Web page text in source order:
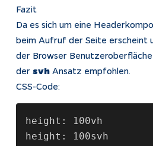
Fazit
Da es sich um eine
beim Aufruf der Seite erscheint
der Browser
der svhAnsatz empfohlen.
CSS-Code:
height: 100vh
height: 100svh